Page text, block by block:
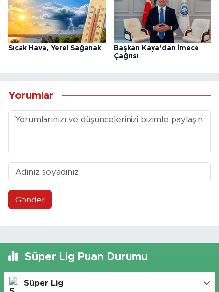
Sıcak Hava, Yerel Sağanak
Başkan Kaya’dan İmece
Çağrısı
Yorumlar
Gönder
Süper Lig Puan Durumu
Süper Lig